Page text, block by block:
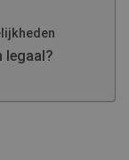
legaal?